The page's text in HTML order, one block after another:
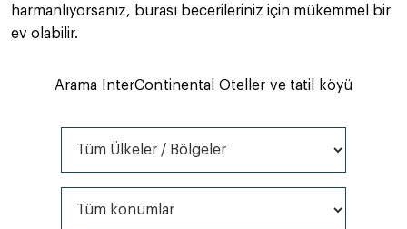
harmanlıyorsanız, burası becerileriniz için mükemmel bir
ev olabilir.
Arama InterContinental Oteller ve tatil köyü
Tüm Ülkeler / Bölgeler